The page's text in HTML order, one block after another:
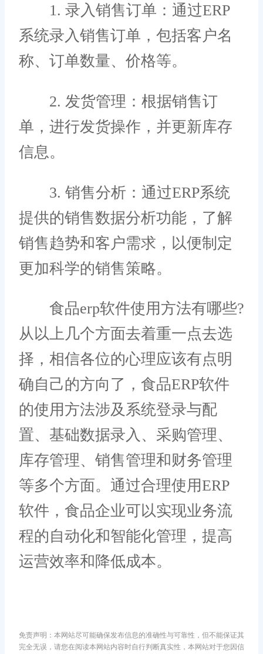
1. 录入销售订单：通过ERP
系统录入销售订单，包括客户名
称、订单数量、价格等。
2. 发货管理：根据销售订
单，进行发货操作，并更新库存
信息。
3. 销售分析：通过ERP系统
提供的销售数据分析功能，了解
销售趋势和客户需求，以便制定
更加科学的销售策略。
食品erp软件使用方法有哪些?
从以上几个方面去着重一点去选
择，相信各位的心理应该有点明
确自己的方向了，食品ERP软件
的使用方法涉及系统登录与配
置、基础数据录入、采购管理、
库存管理、销售管理和财务管理
等多个方面。通过合理使用ERP
软件，食品企业可以实现业务流
程的自动化和智能化管理，提高
运营效率和降低成本。
免责声明：本网站尽可能确保发布信息的准确性与可靠性，但不能保证其
完全无误，请您在阅读本网站内容时自行判断真实性，本网站对于您因信